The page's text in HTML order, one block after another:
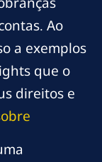
Ao
a exemplos
que o
direitos e